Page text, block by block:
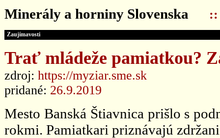
Minerály a horniny Slovenska ::
Zaujímavosti
Trať mládeže pamiatkou?
zdroj: https://myziar.sme.sk
pridané: 26.9.2019
Mesto Banská Štiavnica prišlo s
rokmi. Pamiatkari priznávajú